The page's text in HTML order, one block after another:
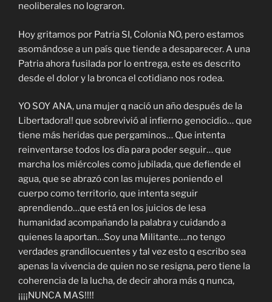
neoliberales no lograron.
Hoy gritamos por Patria SI, Colonia NO, pero estamos
asomándose a un país que tiende a desaparecer. A una
Patria ahora fusilada por lo entrega, este es descrito
desde el dolor y la bronca el cotidiano nos rodea.
YO SOY ANA, una mujer q nació un año después de la
Libertadora!! que sobrevivió al infierno genocidio… que
tiene más heridas que pergaminos… Que intenta
reinventarse todos los día para poder seguir… que
marcha los miércoles como jubilada, que defiende el
agua, que se abrazó con las mujeres poniendo el
cuerpo como territorio, que intenta seguir
aprendiendo…que está en los juicios de lesa
humanidad acompañando la palabra y cuidando a
quienes la aportan…Soy una Militante….no tengo
verdades grandilocuentes y tal vez esto q escribo sea
apenas la vivencia de quien no se resigna, pero tiene la
coherencia de la lucha, de decir ahora más q nunca,
¡¡¡¡NUNCA MAS!!!!